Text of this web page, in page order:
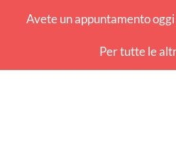
Avete un appuntamento
Per tutte le